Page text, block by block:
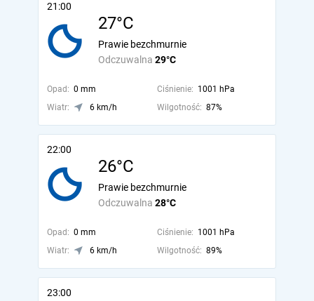
21:00
27°C
Odczuwalna 29°C
Prawie bezchmurnie
Opad: 0 mm Ciśnienie: 1001 hPa
Wiatr:
6 km/h Wilgotność: 87%
22:00
26°C
Odczuwalna 28°C
Prawie bezchmurnie
Opad: 0 mm Ciśnienie: 1001 hPa
Wiatr:
6 km/h Wilgotność: 89%
23:00